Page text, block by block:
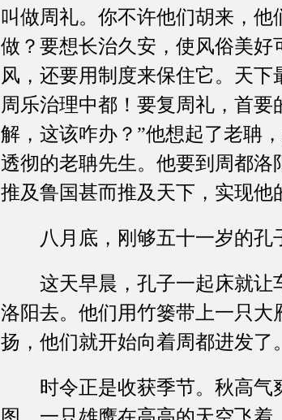
叫做周礼。你不许他们胡来，
做？要想长治久安，使风俗美
风，还要用制度来保住它。天
周乐治理中都！要复周礼，首
解，这该咋办？”他想起了老聃
透彻的老聃先生。他要到周都洛
推及鲁国甚而推及天下，实现他
八月底，刚够五十一岁的孔子
这天早晨，孔子一起床就让
洛阳去。他们用竹篓带上一只
扬，他们就开始向着周都进发了。
时令正是收获季节。秋高气